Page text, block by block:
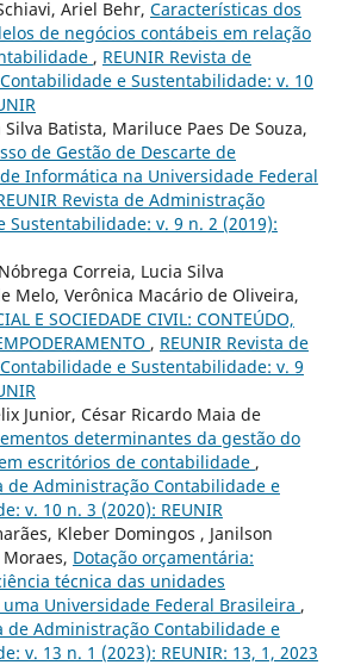
Ariel Behr, Características dos
de negócios contábeis em relação
, REUNIR Revista de
e Sustentabilidade: v. 10
Batista, Mariluce Paes De Souza,
de Gestão de Descarte de
Informática na Universidade Federal
Revista de Administração
Sustentabilidade: v. 9 n. 2 (2019):
Correia, Lucia Silva
Melo, Verônica Macário de Oliveira,
E SOCIEDADE CIVIL: CONTEÚDO,
, REUNIR Revista de
e Sustentabilidade: v. 9
Junior, César Ricardo Maia de
determinantes da gestão do
escritórios de contabilidade ,
de Administração Contabilidade e
v. 10 n. 3 (2020): REUNIR
Kleber Domingos , Janilson
Dotação orçamentária:
técnica das unidades
Universidade Federal Brasileira ,
de Administração Contabilidade e
v. 13 n. 1 (2023): REUNIR: 13, 1, 2023